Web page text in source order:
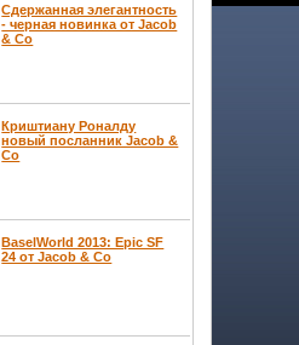
Сдержанная элегантность
- черная новинка от Jacob
& Co
Криштиану Роналду
новый посланник Jacob &
Co
BaselWorld 2013: Epic SF
24 от Jacob & Co